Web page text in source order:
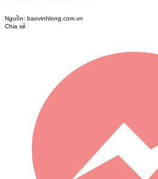
Nguồn: baovinhlong.com.vn
Chia sẻ